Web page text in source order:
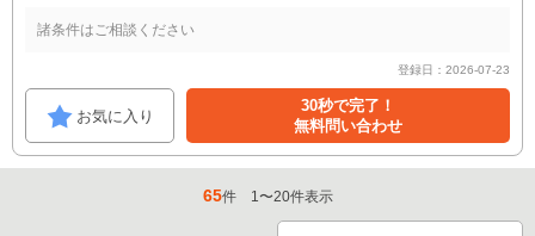
諸条件はご相談ください
登録日：2026-07-23
お気に入り
30秒で完了！
無料問い合わせ
65件 1〜20件表示